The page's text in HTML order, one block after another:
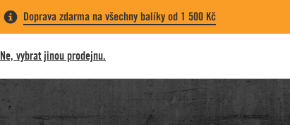
Doprava zdarma na všechny balíky od 1 500 Kč
Ne, vybrat jinou prodejnu.